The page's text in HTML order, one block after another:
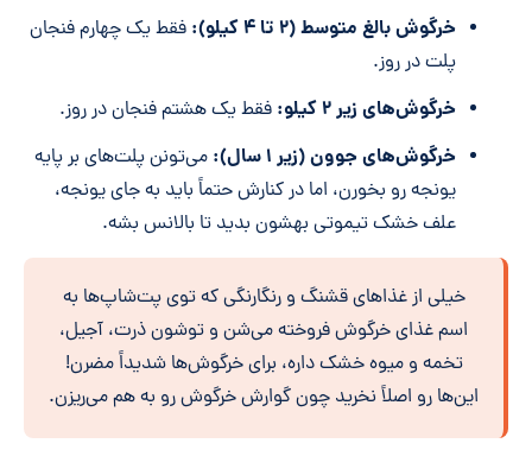
خرگوش بالغ متوسط (۲ تا ۴ کیلو):
فقط یک چهارم فنجان
پلت در روز.
خرگوش‌های زیر ۲ کیلو: فقط یک هشتم فنجان در روز.
خرگوش‌های جوون (زیر ۱ سال):
می‌تونن پلت‌های بر پایه
یونجه رو بخورن، اما در کنارش حتماً باید به جای یونجه،
علف خشک تیموتی بهشون بدید تا بالانس بشه.
خیلی از غذاهای قشنگ و رنگارنگی که توی پت‌شاپ‌ها به
اسم غذای خرگوش فروخته می‌شن و توشون ذرت، آجیل،
تخمه و میوه خشک داره، برای خرگوش‌ها شدیداً مضرن!
این‌ها رو اصلاً نخرید چون گوارش خرگوش رو به هم می‌ریزن.